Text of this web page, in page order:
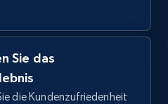
Currency, Initial
percent, and more.
Sie das
die Kundenzufriedenheit